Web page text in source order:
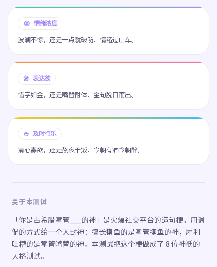
😭 情绪浓度
波澜不惊，还是一点就破防、情绪过山车。
🎤 表达欲
惜字如金，还是嘴替附体、金句脱口而出。
🍚 及时行乐
清心寡欲，还是熬夜干饭、今朝有酒今朝醉。
关于本测试
「你是古希腊掌管___的神」是火爆社交平台的造句梗，用调
侃的方式给一个人封神：擅长摸鱼的是掌管摸鱼的神，犀利
吐槽的是掌管嘴替的神。本测试把这个梗做成了 8 位神祇的
人格测试。